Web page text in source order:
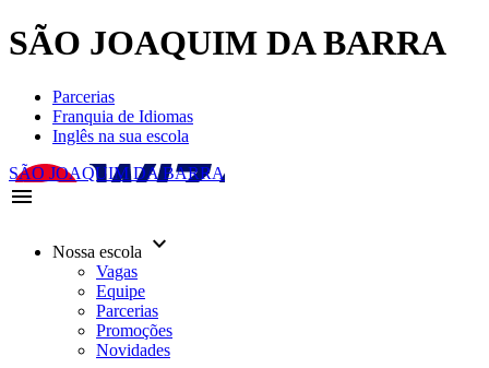
SÃO JOAQUIM DA BARRA
Parcerias
Franquia de Idiomas
Inglês na sua escola
SÃO JOAQUIM DA BARRA
menu
Nossa escola keyboard_arrow_down
Vagas
Equipe
Parcerias
Promoções
Novidades